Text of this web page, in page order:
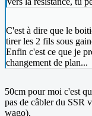
C'est à dire que le
tirer les 2 fils sous
Enfin c'est ce que je
changement de plan...
50cm pour moi c'est
pas de câbler du SSR
wago).